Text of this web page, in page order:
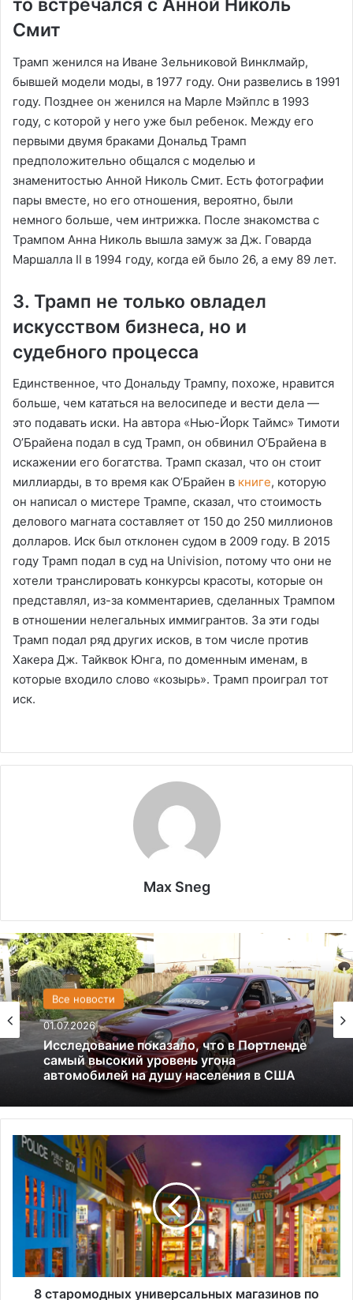
то встречался с Анной Николь
Смит
Трамп женился на Иване Зельниковой Винклмайр,
бывшей модели моды, в 1977 году. Они развелись в 1991
году. Позднее он женился на Марле Мэйплс в 1993
году, с которой у него уже был ребенок. Между его
первыми двумя браками Дональд Трамп
предположительно общался с моделью и
знаменитостью Анной Николь Смит. Есть фотографии
пары вместе, но его отношения, вероятно, были
немного больше, чем интрижка. После знакомства с
Трампом Анна Николь вышла замуж за Дж. Говарда
Маршалла II в 1994 году, когда ей было 26, а ему 89 лет.
3. Трамп не только овладел
искусством бизнеса, но и
судебного процесса
Единственное, что Дональду Трампу, похоже, нравится
больше, чем кататься на велосипеде и вести дела —
это подавать иски. На автора «Нью-Йорк Таймс» Тимоти
О’Брайена подал в суд Трамп, он обвинил О’Брайена в
искажении его богатства. Трамп сказал, что он стоит
миллиарды, в то время как О’Брайен в книге, которую
он написал о мистере Трампе, сказал, что стоимость
делового магната составляет от 150 до 250 миллионов
долларов. Иск был отклонен судом в 2009 году. В 2015
году Трамп подал в суд на Univision, потому что они не
хотели транслировать конкурсы красоты, которые он
представлял, из-за комментариев, сделанных Трампом
в отношении нелегальных иммигрантов. За эти годы
Трамп подал ряд других исков, в том числе против
Хакера Дж. Тайквок Юнга, по доменным именам, в
которые входило слово «козырь». Трамп проиграл тот
иск.
Max Sneg
Все новости
01.07.2026
Исследование показало, что в Портленде
самый высокий уровень угона
автомобилей на душу населения в США
США
13.06.2025
Америка имеет огромный избыток сыра
с
д
8 старомодных универсальных магазинов по